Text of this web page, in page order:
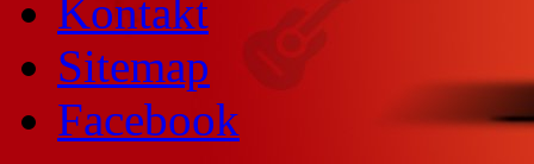
Kontakt
Sitemap
Facebook